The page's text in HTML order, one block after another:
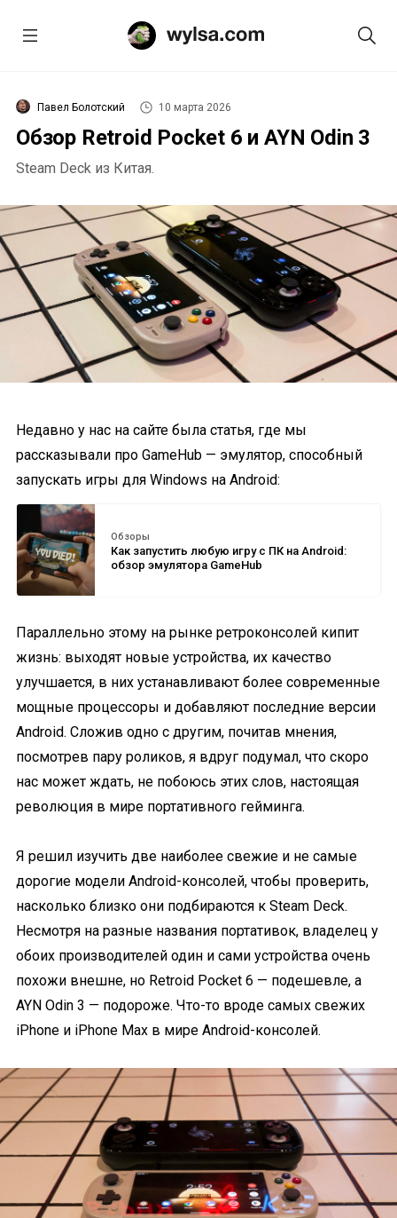
Павел Болотский 10 марта 2026
Обзор Retroid Pocket 6 и AYN Odin 3
Steam Deck из Китая.
Недавно у нас на сайте была статья, где мы
рассказывали про GameHub — эмулятор, способный
запускать игры для Windows на Android:
Обзоры
Как запустить любую игру с ПК на Android:
обзор эмулятора GameHub
Параллельно этому на рынке ретроконсолей кипит
жизнь: выходят новые устройства, их качество
улучшается, в них устанавливают более современные
мощные процессоры и добавляют последние версии
Android. Сложив одно с другим, почитав мнения,
посмотрев пару роликов, я вдруг подумал, что скоро
нас может ждать, не побоюсь этих слов, настоящая
революция в мире портативного гейминга.
Я решил изучить две наиболее свежие и не самые
дорогие модели Android-консолей, чтобы проверить,
насколько близко они подбираются к Steam Deck.
Несмотря на разные названия портативок, владелец у
обоих производителей один и сами устройства очень
похожи внешне, но Retroid Pocket 6 — подешевле, а
AYN Odin 3 — подороже. Что-то вроде самых свежих
iPhone и iPhone Max в мире Android-консолей.